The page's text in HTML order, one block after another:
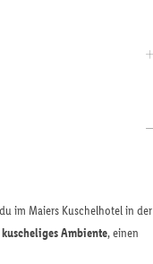
im Maiers Kuschelhotel in der
kuscheliges Ambiente, einen